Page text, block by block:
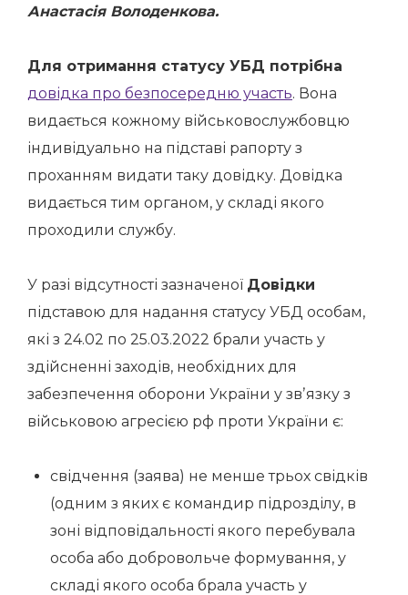
Анастасія Володенкова.
Для отримання статусу УБД потрібна
довідка про безпосередню участь. Вона
видається кожному військовослужбовцю
індивідуально на підставі рапорту з
проханням видати таку довідку. Довідка
видається тим органом, у складі якого
проходили службу.
У разі відсутності зазначеної Довідки
підставою для надання статусу УБД особам,
які з 24.02 по 25.03.2022 брали участь у
здійсненні заходів, необхідних для
забезпечення оборони України у звʼязку з
військовою агресією рф проти України є:
свідчення (заява) не менше трьох свідків
(одним з яких є командир підрозділу, в
зоні відповідальності якого перебувала
особа або добровольче формування, у
складі якого особа брала участь у